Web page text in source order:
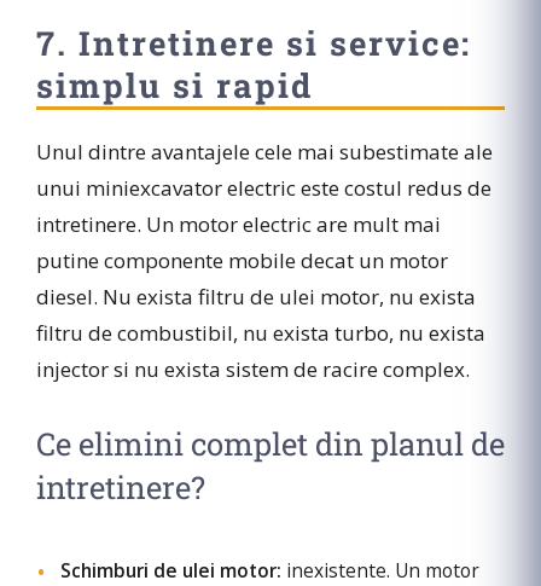
7. Intretinere si service:
simplu si rapid
Unul dintre avantajele cele mai subestimate ale
unui miniexcavator electric este costul redus de
intretinere. Un motor electric are mult mai
putine componente mobile decat un motor
diesel. Nu exista filtru de ulei motor, nu exista
filtru de combustibil, nu exista turbo, nu exista
injector si nu exista sistem de racire complex.
Ce elimini complet din planul de
intretinere?
Schimburi de ulei motor: inexistente. Un motor